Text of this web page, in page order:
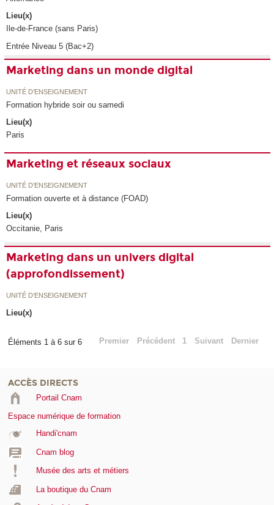
Lieu(x)
Ile-de-France (sans Paris)
Entrée Niveau 5 (Bac+2)
Marketing dans un monde digital
UNITÉ D’ENSEIGNEMENT
Formation hybride soir ou samedi
Lieu(x)
Paris
Marketing et réseaux sociaux
UNITÉ D’ENSEIGNEMENT
Formation ouverte et à distance (FOAD)
Lieu(x)
Occitanie, Paris
Marketing dans un univers digital
(approfondissement)
UNITÉ D’ENSEIGNEMENT
Lieu(x)
Éléments 1 à 6 sur 6 Premier Précédent 1 Suivant Dernier
ACCÈS DIRECTS
Portail Cnam
Espace numérique de formation
Handi'cnam
Cnam blog
Musée des arts et métiers
La boutique du Cnam